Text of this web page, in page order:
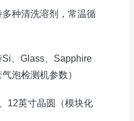
多种清洗溶剂，常温循
Si、Glass、Sapphire
泡检测机参数）
12英寸晶圆（模块化